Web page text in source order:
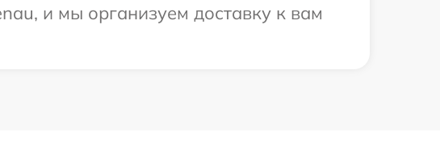
и мы организуем доставку к вам